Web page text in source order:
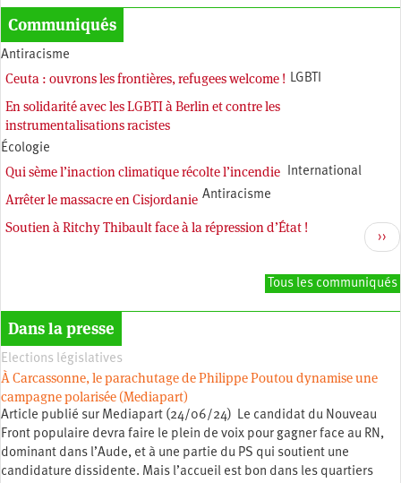
Communiqués
Antiracisme
Ceuta : ouvrons les frontières, refugees welcome ! LGBTI
En solidarité avec les LGBTI à Berlin et contre les
instrumentalisations racistes
Écologie
Qui sème l’inaction climatique récolte l’incendie International
Arrêter le massacre en Cisjordanie Antiracisme
Soutien à Ritchy Thibault face à la répression d’État !
Pagination ››
Tous les communiqués
Dans la presse
Elections législatives
À Carcassonne, le parachutage de Philippe Poutou dynamise une
campagne polarisée (Mediapart)
Article publié sur Mediapart (24/06/24) Le candidat du Nouveau
Front populaire devra faire le plein de voix pour gagner face au RN,
dominant dans l’Aude, et à une partie du PS qui soutient une
candidature dissidente. Mais l’accueil est bon dans les quartiers